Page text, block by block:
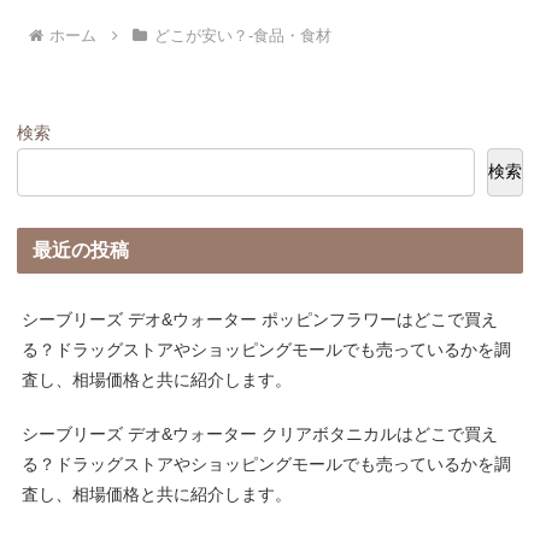
ホーム どこが安い？-食品・食材
検索
検索
最近の投稿
シーブリーズ デオ&ウォーター ポッピンフラワーはどこで買え
る？ドラッグストアやショッピングモールでも売っているかを調
査し、相場価格と共に紹介します。
シーブリーズ デオ&ウォーター クリアボタニカルはどこで買え
る？ドラッグストアやショッピングモールでも売っているかを調
査し、相場価格と共に紹介します。